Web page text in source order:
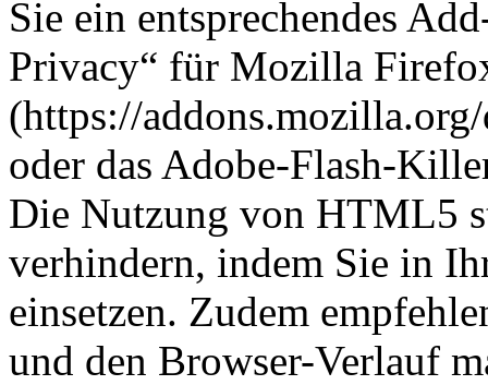
Sie ein entsprechendes
Privacy“ für Mozilla
(https://
oder das Adobe-Flash-
Die Nutzung von HTML5
verhindern, indem Sie in
einsetzen. Zudem
und den Browser-Verlauf